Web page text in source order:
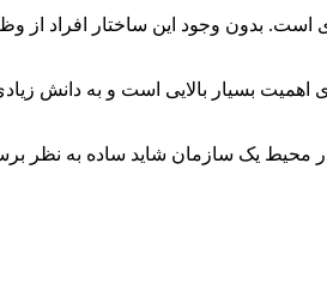
بدون وجود این ساختار افراد از
بسیار بالایی است و به دانش زیادی
در محیط یک سازمان شاید ساده به نظر